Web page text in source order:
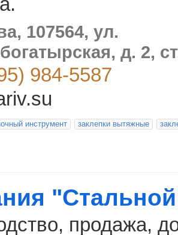
107564, ул.
д. 2,
984-5587
инструмент заклепки вытяжные
продажа,